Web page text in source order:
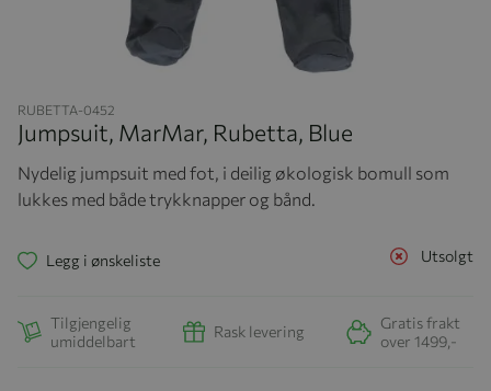
RUBETTA-0452
Jumpsuit, MarMar, Rubetta, Blue
Nydelig jumpsuit med fot, i deilig økologisk bomull som
lukkes med både trykknapper og bånd.
Utsolgt
Legg i ønskeliste
Tilgjengelig
umiddelbart
Rask levering
Gratis frakt
over 1499,-